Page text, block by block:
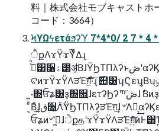
料｜株式会社モブキャストホ
コード：3664）
ϞϒΩϟετάϧʔϓ 7*4*0/ 2 7 * 4
ੈքΛϫΫϫΫͤ͞Δɻ
ࢲͨͪ͸૑ۀ౰ॳ͔ΒɺΫϦΤΠλʔͱڞʹαʔϏε΍ίϯςϯπΛڞ૑͠ɺ
ଟ͘ͷϫΫϫΫΛੜΈग़͖ͯ͠·ͨ͠ɻ ࣌୅͸ʮϚεʯ͔Βʮݸʯ΁ͱҠΓมΘΓɺ
͍·΍ਓʑ͸ҙٛ΍૝͍ɺετʔϦʔʹڞײ͠ɺ ࣗΒͷҙࢥͰબ୒͢Δ࣌୅Ͱ͢ɻ
͔ͩΒͦ͜ɺڧ͍૝͍Λ࣋ͭΫϦΤΠλʔ͕ੜΈग़͢ɺ ৺Λಈ͔͢αʔϏε΍ίϯςϯπ͕ͦ͜ɺ
ਓʑͷ৺ʹڹ͖ɺੈքதʹϫΫϫΫΛੜΈग़͍ͯ͘͠ͷͰ͸ͳ͍Ͱ͠ΐ͏͔ɻ